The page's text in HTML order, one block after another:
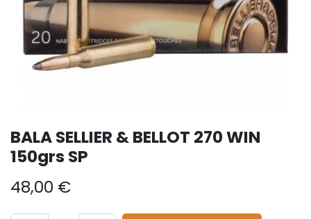
BALA SELLIER & BELLOT 270 WIN
150grs SP
48,00 €